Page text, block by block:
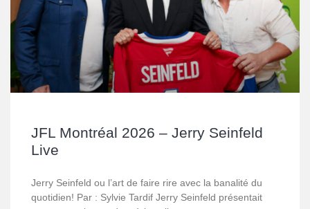
JFL Montréal 2026 – Jerry Seinfeld
Live
Jerry Seinfeld ou l’art de faire rire avec la banalité du
quotidien! Par : Sylvie Tardif Jerry Seinfeld présentait